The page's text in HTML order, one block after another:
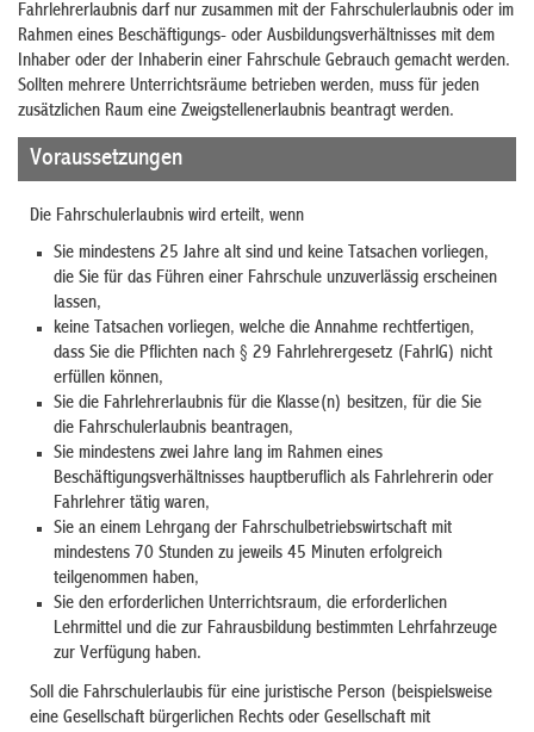
Fahrlehrerlaubnis darf nur zusammen mit der Fahrschulerlaubnis oder im
Rahmen eines Beschäftigungs- oder Ausbildungsverhältnisses mit dem
Inhaber oder der Inhaberin einer Fahrschule Gebrauch gemacht werden.
Sollten mehrere Unterrichtsräume betrieben werden, muss für jeden
zusätzlichen Raum eine Zweigstellenerlaubnis beantragt werden.
Voraussetzungen
Die Fahrschulerlaubnis wird erteilt, wenn
Sie mindestens 25 Jahre alt sind und keine Tatsachen vorliegen,
die Sie für das Führen einer Fahrschule unzuverlässig erscheinen
lassen,
keine Tatsachen vorliegen, welche die Annahme rechtfertigen,
dass Sie die Pflichten nach § 29 Fahrlehrergesetz (FahrlG) nicht
erfüllen können,
Sie die Fahrlehrerlaubnis für die Klasse(n) besitzen, für die Sie
die Fahrschulerlaubnis beantragen,
Sie mindestens zwei Jahre lang im Rahmen eines
Beschäftigungsverhältnisses hauptberuflich als Fahrlehrerin oder
Fahrlehrer tätig waren,
Sie an einem Lehrgang der Fahrschulbetriebswirtschaft mit
mindestens 70 Stunden zu jeweils 45 Minuten erfolgreich
teilgenommen haben,
Sie den erforderlichen Unterrichtsraum, die erforderlichen
Lehrmittel und die zur Fahrausbildung bestimmten Lehrfahrzeuge
zur Verfügung haben.
Soll die Fahrschulerlaubis für eine juristische Person (beispielsweise
eine Gesellschaft bürgerlichen Rechts oder Gesellschaft mit